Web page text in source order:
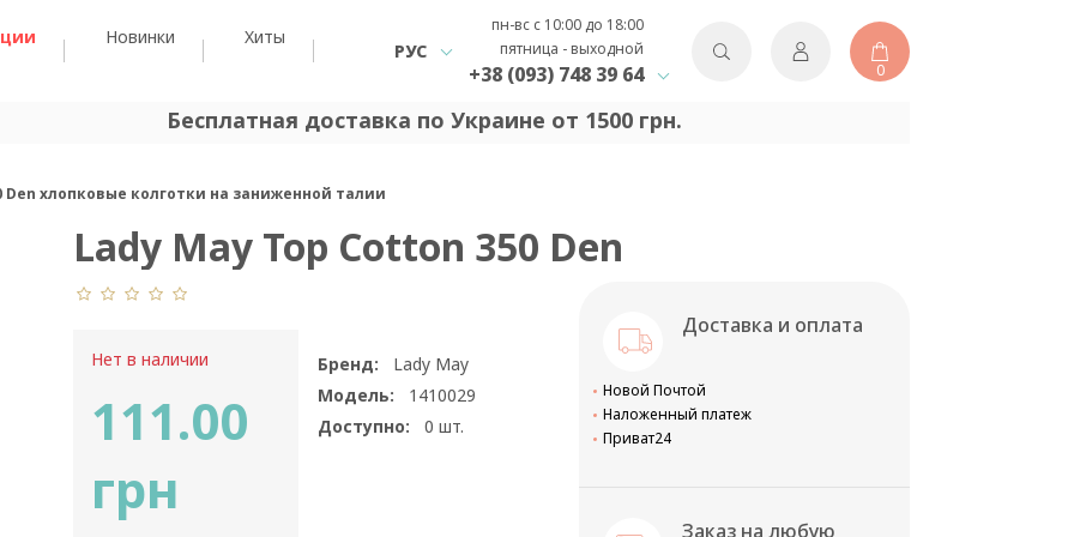
Новинки Хиты
РУС
пн-вс с 10:00 до 18:00
пятница - выходной
+38 (093) 748 39 64 0
Бесплатная доставка по Украине от 1500 грн.
Den хлопковые колготки на заниженной талии
Lady May Top Cotton 350 Den
Нет в наличии
111.00
грн
Бренд:
Lady May
Модель:
1410029
Доступно:
0 шт.
Доставка и оплата
Новой Почтой
Наложенный платеж
Приват24
Заказ на любую